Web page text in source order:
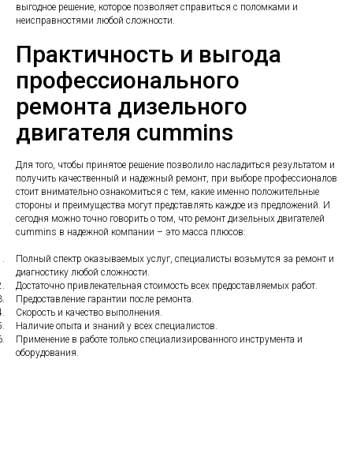
выгодное решение, которое позволяет справиться с поломками и
неисправностями любой сложности.
Практичность и выгода
профессионального
ремонта дизельного
двигателя cummins
Для того, чтобы принятое решение позволило насладиться результатом и
получить качественный и надежный ремонт, при выборе профессионалов
стоит внимательно ознакомиться с тем, какие именно положительные
стороны и преимущества могут представлять каждое из предложений. И
сегодня можно точно говорить о том, что ремонт дизельных двигателей
cummins в надежной компании – это масса плюсов:
Полный спектр оказываемых услуг, специалисты возьмутся за ремонт и
диагностику любой сложности.
Достаточно привлекательная стоимость всех предоставляемых работ.
Предоставление гарантии после ремонта.
Скорость и качество выполнения.
Наличие опыта и знаний у всех специалистов.
Применение в работе только специализированного инструмента и
оборудования.